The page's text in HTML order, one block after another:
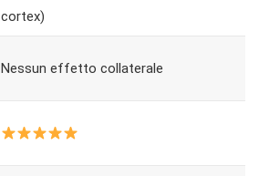
cortex)
Nessun effetto collaterale